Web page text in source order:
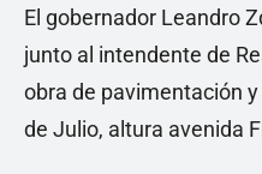
El gobernador Leandro
junto al intendente de
obra de pavimentación
de Julio, altura avenida